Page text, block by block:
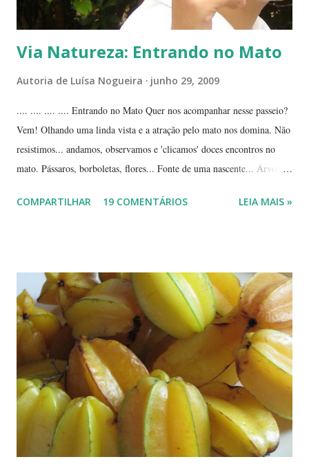
Via Natureza: Entrando no Mato
Autoria de Luísa Nogueira junho 29, 2009
.... .... .... .... Entrando no Mato Quer nos acompanhar nesse passeio?
Vem! Olhando uma linda vista e a atração pelo mato nos domina. Não
resistimos... andamos, observamos e 'clicamos' doces encontros no
mato. Pássaros, borboletas, flores... Fonte de uma nascente... Árvores
e cores... Picão*... Mais flores... Muitas plantas, capim, pedras... Um
de passeios no mato, em pleno cerrado, observando as pequenas coisas
à nossa volta, tão importantes mas às vezes tão esquecidas. Vamos
aproveitar as férias para curtir a natureza? ... ----------------------- ....
A moça que aparece na...
COMPARTILHAR 19 COMENTÁRIOS LEIA MAIS »